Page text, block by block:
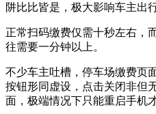
阱比比皆是，极大影响车主出
正常扫码缴费仅需十秒左右，
往需要一分钟以上。
不少车主吐槽，停车场缴费页
按钮形同虚设，点击关闭非但
面，极端情况下只能重启手机